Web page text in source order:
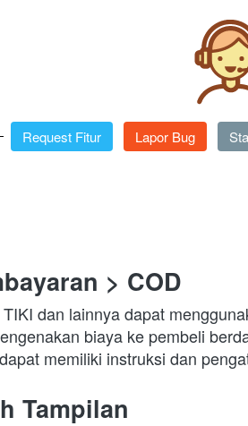
`Request Fitur `Lapor Bug `
> COD
dan lainnya dapat
biaya ke pembeli
memiliki instruksi dan
Tampilan